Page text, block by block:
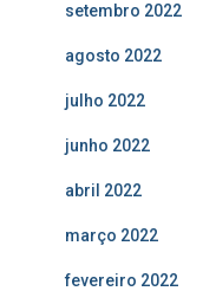
setembro 2022
agosto 2022
julho 2022
junho 2022
abril 2022
março 2022
fevereiro 2022